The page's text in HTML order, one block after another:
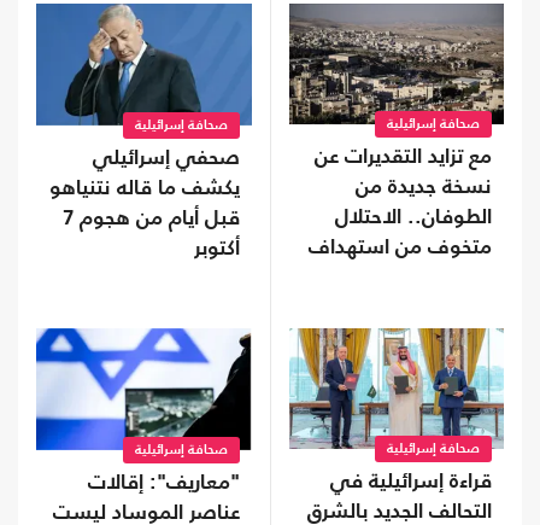
صحافة إسرائيلية
مع تزايد التقديرات عن
نسخة جديدة من
الطوفان.. الاحتلال
متخوف من استهداف
صحافة إسرائيلية
صحفي إسرائيلي
يكشف ما قاله نتنياهو
قبل أيام من هجوم 7
أكتوبر
صحافة إسرائيلية
قراءة إسرائيلية في
التحالف الجديد بالشرق
صحافة إسرائيلية
"معاريف": إقالات
عناصر الموساد ليست